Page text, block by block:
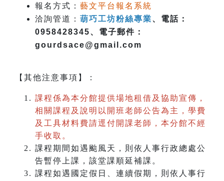
報名方式： 藝文平台報名系統
洽詢管道： 葫巧工坊粉絲專業、電話：
0958428345、電子郵件：
gourdsace@gmail.com
【其他注意事項】：
課程係為本分館提供場地租借及協助宣傳，
相關課程及說明以開班老師公告為主，學費
及工具材料費請逕付開課老師，本分館不經
手收取。
課程期間如遇颱風天，則依人事行政總處公
告暫停上課，該堂課順延補課。
課程如遇國定假日、連續假期，則依人事行